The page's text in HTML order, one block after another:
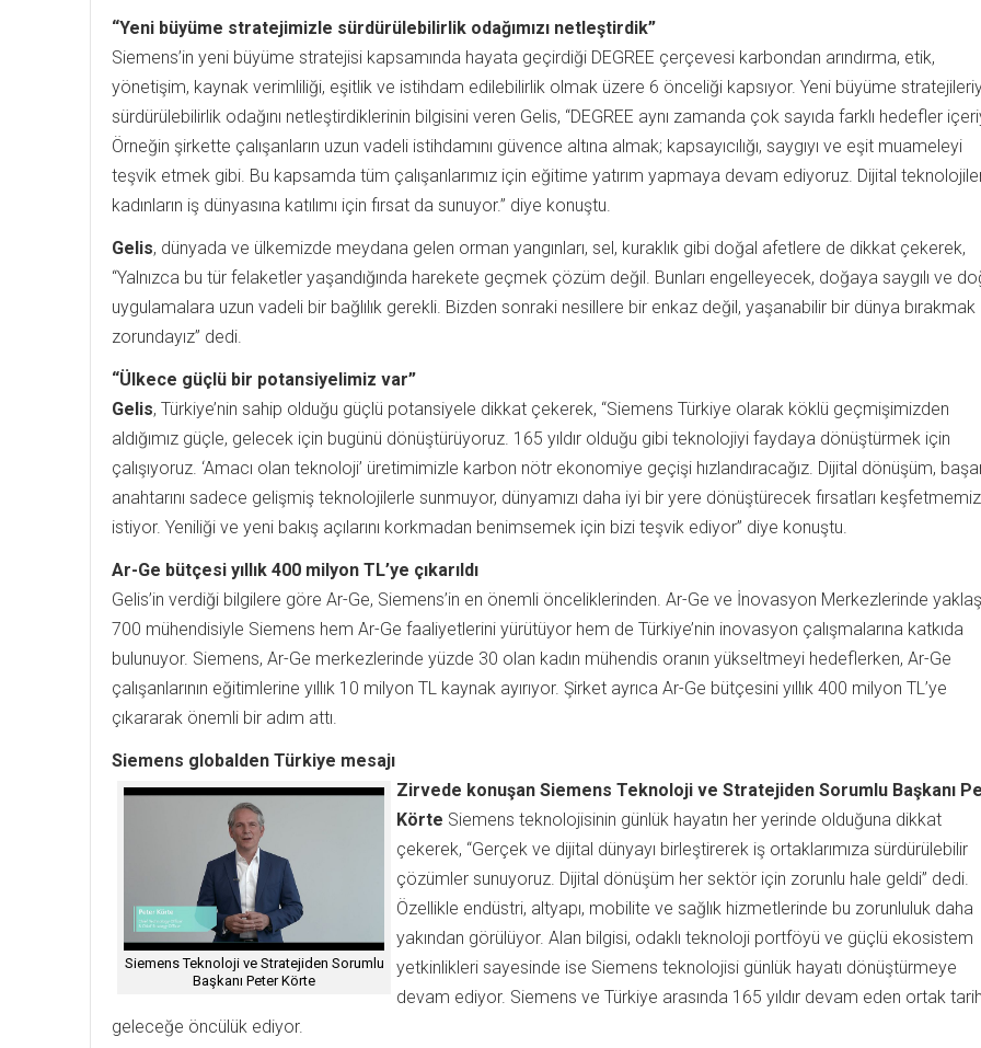
“Yeni büyüme stratejimizle sürdürülebilirlik odağımızı netleştirdik”
Siemens’in yeni büyüme stratejisi kapsamında hayata geçirdiği DEGREE çerçevesi karbondan arındırma, etik,
yönetişim, kaynak verimliliği, eşitlik ve istihdam edilebilirlik olmak üzere 6 önceliği kapsıyor. Yeni büyüme
sürdürülebilirlik odağını netleştirdiklerinin bilgisini veren Gelis, “DEGREE aynı zamanda çok sayıda farklı hedefler
Örneğin şirkette çalışanların uzun vadeli istihdamını güvence altına almak; kapsayıcılığı, saygıyı ve eşit muameleyi
teşvik etmek gibi. Bu kapsamda tüm çalışanlarımız için eğitime yatırım yapmaya devam ediyoruz. Dijital
kadınların iş dünyasına katılımı için fırsat da sunuyor.” diye konuştu.
Gelis, dünyada ve ülkemizde meydana gelen orman yangınları, sel, kuraklık gibi doğal afetlere de dikkat çekerek,
“Yalnızca bu tür felaketler yaşandığında harekete geçmek çözüm değil. Bunları engelleyecek, doğaya saygılı ve
uygulamalara uzun vadeli bir bağlılık gerekli. Bizden sonraki nesillere bir enkaz değil, yaşanabilir bir dünya bırakmak
zorundayız” dedi.
“Ülkece güçlü bir potansiyelimiz var”
Gelis, Türkiye’nin sahip olduğu güçlü potansiyele dikkat çekerek, “Siemens Türkiye olarak köklü geçmişimizden
aldığımız güçle, gelecek için bugünü dönüştürüyoruz. 165 yıldır olduğu gibi teknolojiyi faydaya dönüştürmek için
çalışıyoruz. ‘Amacı olan teknoloji’ üretimimizle karbon nötr ekonomiye geçişi hızlandıracağız. Dijital dönüşüm,
anahtarını sadece gelişmiş teknolojilerle sunmuyor, dünyamızı daha iyi bir yere dönüştürecek fırsatları
istiyor. Yeniliği ve yeni bakış açılarını korkmadan benimsemek için bizi teşvik ediyor” diye konuştu.
Ar-Ge bütçesi yıllık 400 milyon TL’ye çıkarıldı
Gelis’in verdiği bilgilere göre Ar-Ge, Siemens’in en önemli önceliklerinden. Ar-Ge ve İnovasyon Merkezlerinde
700 mühendisiyle Siemens hem Ar-Ge faaliyetlerini yürütüyor hem de Türkiye’nin inovasyon çalışmalarına katkıda
bulunuyor. Siemens, Ar-Ge merkezlerinde yüzde 30 olan kadın mühendis oranın yükseltmeyi hedeflerken, Ar-Ge
çalışanlarının eğitimlerine yıllık 10 milyon TL kaynak ayırıyor. Şirket ayrıca Ar-Ge bütçesini yıllık 400 milyon TL’ye
çıkararak önemli bir adım attı.
Siemens globalden Türkiye mesajı
Siemens Teknoloji ve Stratejiden Sorumlu
Başkanı Peter Körte
Zirvede konuşan Siemens Teknoloji ve Stratejiden Sorumlu Başkanı
Körte Siemens teknolojisinin günlük hayatın her yerinde olduğuna dikkat
çekerek, “Gerçek ve dijital dünyayı birleştirerek iş ortaklarımıza sürdürülebilir
çözümler sunuyoruz. Dijital dönüşüm her sektör için zorunlu hale geldi” dedi.
Özellikle endüstri, altyapı, mobilite ve sağlık hizmetlerinde bu zorunluluk daha
yakından görülüyor. Alan bilgisi, odaklı teknoloji portföyü ve güçlü ekosistem
yetkinlikleri sayesinde ise Siemens teknolojisi günlük hayatı dönüştürmeye
devam ediyor. Siemens ve Türkiye arasında 165 yıldır devam eden ortak
geleceğe öncülük ediyor.